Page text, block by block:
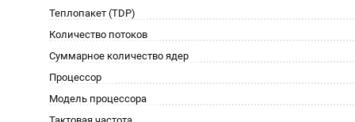
Теплопакет (TDP)
Количество потоков
Суммарное количество ядер
Процессор
Модель процессора